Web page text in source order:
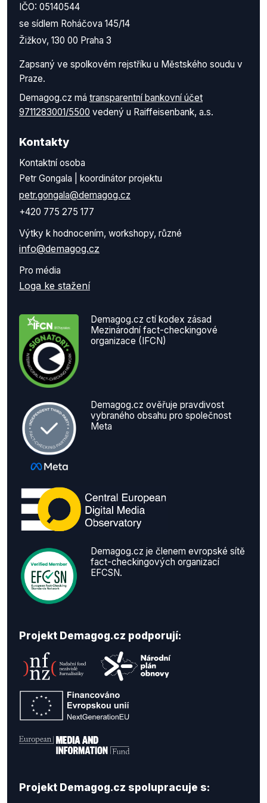
IČO: 05140544
se sídlem Roháčova 145/14
Žižkov, 130 00 Praha 3
Zapsaný ve spolkovém rejstříku u Městského soudu v
Praze.
Demagog.cz má transparentní bankovní účet
9711283001/5500 vedený u Raiffeisenbank, a.s.
Kontakty
Kontaktní osoba
Petr Gongala | koordinátor projektu
petr.gongala@demagog.cz
+420 775 275 177
Výtky k hodnocením, workshopy, různé
info@demagog.cz
Pro média
Loga ke stažení
Demagog.cz ctí kodex zásad
Mezinárodní fact-checkingové
organizace (IFCN)
Demagog.cz ověřuje pravdivost
vybraného obsahu pro společnost
Meta
Demagog.cz je členem evropské sítě
fact-checkingových organizací
EFCSN.
Projekt Demagog.cz podporují:
Projekt Demagog.cz spolupracuje s: